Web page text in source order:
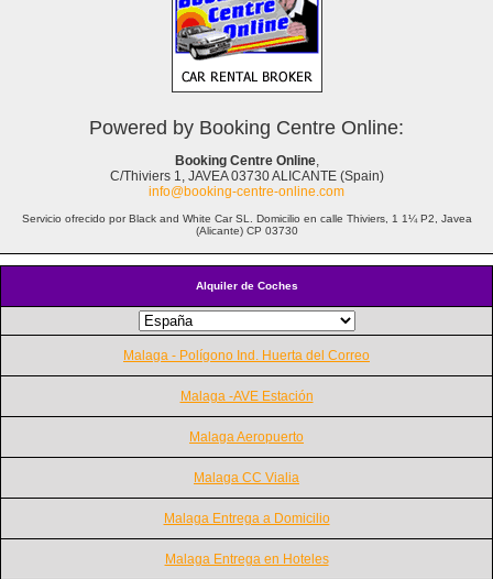
Alquiler de Coches
Malaga - Polígono Ind. Huerta del Correo
Malaga -AVE Estación
Malaga Aeropuerto
Malaga CC Vialia
Malaga Entrega a Domicilio
Malaga Entrega en Hoteles
Powered by Booking Centre Online:
Booking Centre Online,
C/Thiviers 1, JAVEA 03730 ALICANTE (Spain)
info@booking-centre-online.com
Servicio ofrecido por Black and White Car SL. Domicilio en calle Thiviers, 1 1¼ P2, Javea
(Alicante) CP 03730